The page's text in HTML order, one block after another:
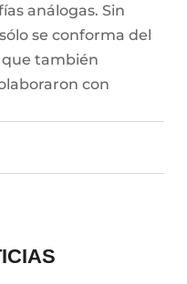
análogas. Sin
se conforma del
que también
con